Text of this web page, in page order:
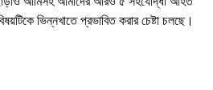
ভিন্নখাতে প্রভাবিত করার চেষ্টা চলছে।